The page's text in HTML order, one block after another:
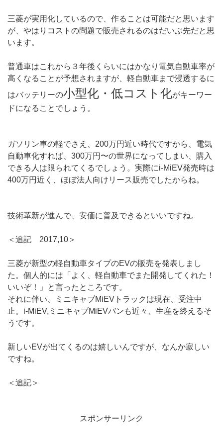
三菱が実用化しているので、作ることは可能だと思います
が、やはりコストの問題で販売されるのはだいぶ先だと思
います。
普通車はこれから３年後くらいにはかなり電気自動車率が
高くなることが予想されますが、軽自動車まで浸透するに
はバッテリーの小型化・低コスト化がキーワー
ドになることでしょう。
ガソリン車の軽でさえ、200万円近い時代ですから、電気
自動車化すれば、300万円〜の世界になってしまい、購入
できる人は限られてくるでしょう。実際にi-MiEV発売時は
400万円近く、ほぼ法人向けリース販売でしたからね。
技術革新が進んで、安価に普及できるといいですね。
＜追記 2017,10＞
三菱が新型の軽自動車タイプのEVの販売を発表しまし
た。個人的には「よく、軽自動車でまた開発してくれた！
いいぞ！」と言ったところです。
それに伴い、ミニキャブMiEVトラックは現在、受注中
止。i-MiEV,ミニキャブMiEVバンも近々、生産を終えるそ
うです。
新しいEVが出てくるのは嬉しいんですが、なんか寂しい
ですね。
＜追記＞
スポンサーリンク